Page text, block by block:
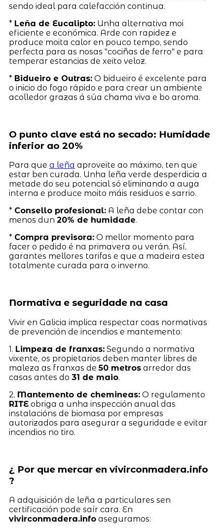
sendo ideal para calefacción continua.
* Leña de Eucalipto:Unha alternativa moi
eficiente e económica. Arde con rapidez e
produce moita calor en pouco tempo, sendo
perfecta para as nosas "cociñas de ferro" e para
temperar estancias de xeito veloz.
* Bidueiro e Outras:O bidueiro é excelente para
o inicio do fogo rápido e para crear un ambiente
acolledor grazas á súa chama viva e bo aroma.
O punto clave está no secado: Humidade
inferior ao 20%
Para que a leña aproveite ao máximo, ten que
estar ben curada. Unha leña verde desperdicia a
metade do seu potencial só eliminando a auga
interna e produce moito máis residuos e sarrio.
* Consello profesional:A leña debe contar con
menos dun 20% de humidade.
* Compra previsora:O mellor momento para
facer o pedido é na primavera ou verán. Así,
garantes mellores tarifas e que a madeira estea
totalmente curada para o inverno.
Normativa e seguridade na casa
Vivir en Galicia implica respectar coas normativas
de prevención de incendios e mantemento:
1. Limpeza de franxas:Segundo a normativa
vixente, os propietarios deben manter libres de
maleza as franxas de50 metrosarredor das
casas antes do 31 de maio.
2. Mantemento de chemineas:O regulamento
RITEobriga a unha inspección anual das
instalacións de biomasa por empresas
autorizados para asegurar a seguridade e evitar
incendios no tiro.
¿ Por que mercar en vivirconmadera.info
?
A adquisición de leña a particulares sen
certificación pode saír cara. En
vivirconmadera.infoaseguramos: